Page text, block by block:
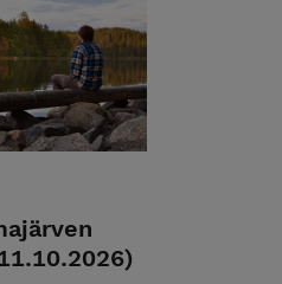
maisemilla. Lue lisää
kerralla tai maksaa
lähetämme Teille
Sähköpostilaskun
Mikäli maksat vain
alennuskoodia "varaus2026".